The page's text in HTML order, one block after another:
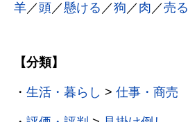
羊／頭／懸ける ／狗 ／ 肉 ／売る
【分類】
・ 生活・暮らし > 仕事・商売